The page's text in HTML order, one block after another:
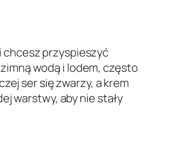
chcesz przyspieszyć
wodą i lodem, często
ser się zwarzy, a krem
warstwy, aby nie stały